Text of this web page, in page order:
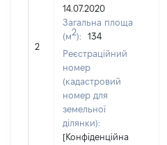
2
14.07.2020
Загальна площа
(м2):
134
Реєстраційний
номер
(кадастровий
номер для
земельної
ділянки):
[Конфіденційна